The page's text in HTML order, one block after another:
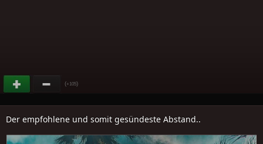
(+105)
Der empfohlene und somit gesündeste Abstand..